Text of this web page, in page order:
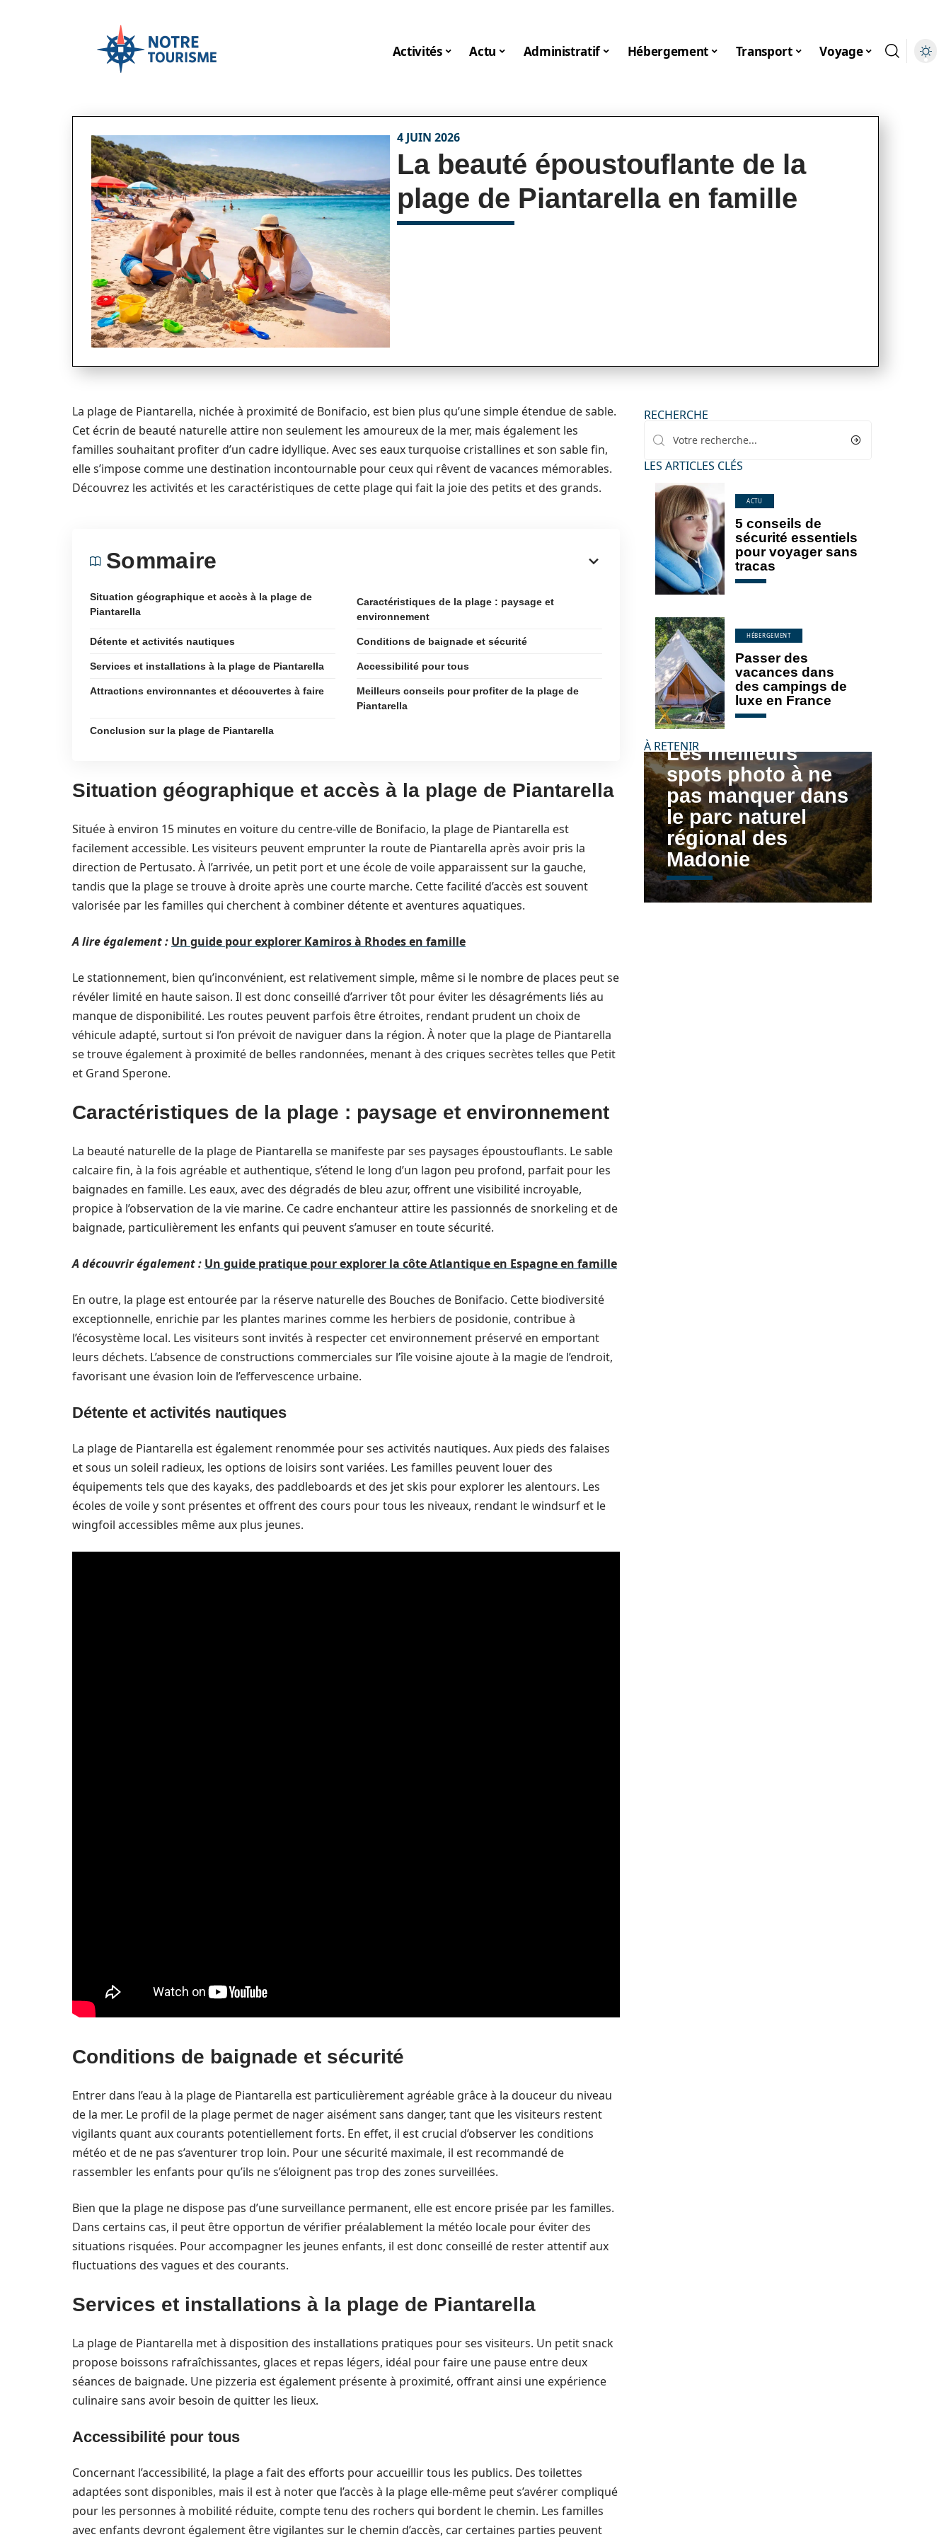
Activités Actu Administratif Hébergement Transport Voyage
4 JUIN 2026
La beauté époustouflante de la
plage de Piantarella en famille
La plage de Piantarella, nichée à proximité de Bonifacio, est bien plus qu’une simple étendue de sable.
Cet écrin de beauté naturelle attire non seulement les amoureux de la mer, mais également les
familles souhaitant profiter d’un cadre idyllique. Avec ses eaux turquoise cristallines et son sable fin,
elle s’impose comme une destination incontournable pour ceux qui rêvent de vacances mémorables.
Découvrez les activités et les caractéristiques de cette plage qui fait la joie des petits et des grands.
Sommaire
Situation géographique et accès à la plage de
Piantarella
Caractéristiques de la plage : paysage et
environnement
Détente et activités nautiques Conditions de baignade et sécurité
Services et installations à la plage de Piantarella Accessibilité pour tous
Attractions environnantes et découvertes à faire
Meilleurs conseils pour profiter de la plage de
Piantarella
Conclusion sur la plage de Piantarella
Situation géographique et accès à la plage de Piantarella
Située à environ 15 minutes en voiture du centre-ville de Bonifacio, la plage de Piantarella est
facilement accessible. Les visiteurs peuvent emprunter la route de Piantarella après avoir pris la
direction de Pertusato. À l’arrivée, un petit port et une école de voile apparaissent sur la gauche,
tandis que la plage se trouve à droite après une courte marche. Cette facilité d’accès est souvent
valorisée par les familles qui cherchent à combiner détente et aventures aquatiques.
A lire également : Un guide pour explorer Kamiros à Rhodes en famille
Le stationnement, bien qu’inconvénient, est relativement simple, même si le nombre de places peut se
révéler limité en haute saison. Il est donc conseillé d’arriver tôt pour éviter les désagréments liés au
manque de disponibilité. Les routes peuvent parfois être étroites, rendant prudent un choix de
véhicule adapté, surtout si l’on prévoit de naviguer dans la région. À noter que la plage de Piantarella
se trouve également à proximité de belles randonnées, menant à des criques secrètes telles que Petit
et Grand Sperone.
Caractéristiques de la plage : paysage et environnement
La beauté naturelle de la plage de Piantarella se manifeste par ses paysages époustouflants. Le sable
calcaire fin, à la fois agréable et authentique, s’étend le long d’un lagon peu profond, parfait pour les
baignades en famille. Les eaux, avec des dégradés de bleu azur, offrent une visibilité incroyable,
propice à l’observation de la vie marine. Ce cadre enchanteur attire les passionnés de snorkeling et de
baignade, particulièrement les enfants qui peuvent s’amuser en toute sécurité.
A découvrir également : Un guide pratique pour explorer la côte Atlantique en Espagne en famille
En outre, la plage est entourée par la réserve naturelle des Bouches de Bonifacio. Cette biodiversité
exceptionnelle, enrichie par les plantes marines comme les herbiers de posidonie, contribue à
l’écosystème local. Les visiteurs sont invités à respecter cet environnement préservé en emportant
leurs déchets. L’absence de constructions commerciales sur l’île voisine ajoute à la magie de l’endroit,
favorisant une évasion loin de l’effervescence urbaine.
Détente et activités nautiques
La plage de Piantarella est également renommée pour ses activités nautiques. Aux pieds des falaises
et sous un soleil radieux, les options de loisirs sont variées. Les familles peuvent louer des
équipements tels que des kayaks, des paddleboards et des jet skis pour explorer les alentours. Les
écoles de voile y sont présentes et offrent des cours pour tous les niveaux, rendant le windsurf et le
wingfoil accessibles même aux plus jeunes.
Conditions de baignade et sécurité
Entrer dans l’eau à la plage de Piantarella est particulièrement agréable grâce à la douceur du niveau
de la mer. Le profil de la plage permet de nager aisément sans danger, tant que les visiteurs restent
vigilants quant aux courants potentiellement forts. En effet, il est crucial d’observer les conditions
météo et de ne pas s’aventurer trop loin. Pour une sécurité maximale, il est recommandé de
rassembler les enfants pour qu’ils ne s’éloignent pas trop des zones surveillées.
Bien que la plage ne dispose pas d’une surveillance permanent, elle est encore prisée par les familles.
Dans certains cas, il peut être opportun de vérifier préalablement la météo locale pour éviter des
situations risquées. Pour accompagner les jeunes enfants, il est donc conseillé de rester attentif aux
fluctuations des vagues et des courants.
Services et installations à la plage de Piantarella
La plage de Piantarella met à disposition des installations pratiques pour ses visiteurs. Un petit snack
propose boissons rafraîchissantes, glaces et repas légers, idéal pour faire une pause entre deux
séances de baignade. Une pizzeria est également présente à proximité, offrant ainsi une expérience
culinaire sans avoir besoin de quitter les lieux.
Accessibilité pour tous
Concernant l’accessibilité, la plage a fait des efforts pour accueillir tous les publics. Des toilettes
adaptées sont disponibles, mais il est à noter que l’accès à la plage elle-même peut s’avérer compliqué
pour les personnes à mobilité réduite, compte tenu des rochers qui bordent le chemin. Les familles
avec enfants devront également être vigilantes sur le chemin d’accès, car certaines parties peuvent
RECHERCHE
LES ARTICLES CLÉS
ACTU
5 conseils de
sécurité essentiels
pour voyager sans
tracas
HÉBERGEMENT
Passer des
vacances dans
des campings de
luxe en France
À RETENIR
Les meilleurs
spots photo à ne
pas manquer dans
le parc naturel
régional des
Madonie